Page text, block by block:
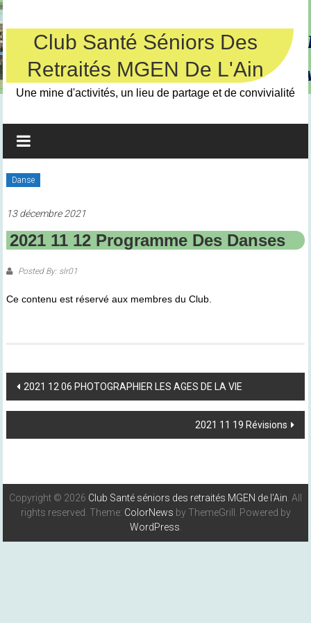
Skip
to
contentClub Santé Séniors Des
Retraités MGEN De L'Ain
Une mine d'activités, un lieu de partage et de convivialité
Danse
13 décembre 2021
2021 11 12 Programme Des Danses
Posted By: slr01
Ce contenu est réservé aux membres du Club.
Post
Navigation
2021 12 06 PHOTOGRAPHIER LES AGES DE LA VIE
2021 11 19 Révisions
Copyright © 2026 Club Santé séniors des retraités MGEN de l'Ain . All
rights reserved. Theme: ColorNews by ThemeGrill. Powered by
WordPress